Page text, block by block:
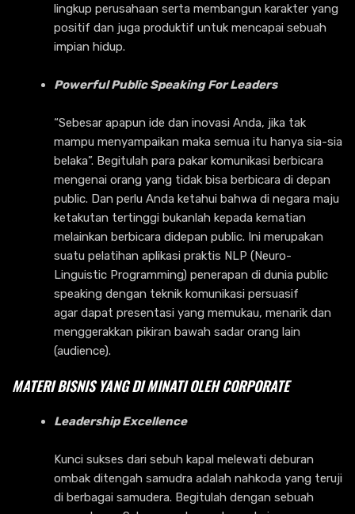
lingkup perusahaan serta membangun karakter yang
positif dan juga produktif untuk mencapai sebuah
impian hidup.
Powerful Public Speaking For Leaders
“Sebesar apapun ide dan inovasi Anda, jika tak
mampu menyampaikan maka semua itu hanya sia-sia
belaka”. Begitulah para pakar komunikasi berbicara
mengenai orang yang tidak bisa berbicara di depan
public. Dan perlu Anda ketahui bahwa di negara maju
ketakutan tertinggi bukanlah kepada kematian
melainkan berbicara didepan public. Ini merupakan
suatu pelatihan aplikasi praktis NLP (Neuro-
Linguistic Programming) penerapan di dunia public
speaking dengan teknik komunikasi persuasif
agar dapat presentasi yang memukau, menarik dan
menggerakkan pikiran bawah sadar orang lain
(audience).
MATERI BISNIS YANG DI MINATI OLEH CORPORATE
Leadership Excellence
Kunci sukses dari sebuh kapal melewati deburan
ombak ditengah samudra adalah nahkoda yang teruji
di berbagai samudera. Begitulah dengan sebuah